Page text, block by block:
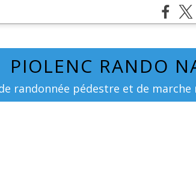
PIOLENC RANDO
randonnée pédestre et de marche